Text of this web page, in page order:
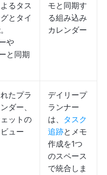
るタス
とタイ
や
と同期
モと同期す
る組み込み
カレンダー
たプラ
ダー、
ットの
ュー
デイリープ
ランナー
は、 タスク
追跡とメモ
作成を1つ
のスペース
で統合しま